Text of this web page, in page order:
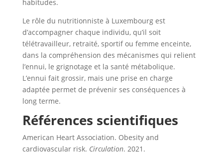
habitudes.
Le rôle du nutritionniste à Luxembourg est
d’accompagner chaque individu, qu’il soit
télétravailleur, retraité, sportif ou femme enceinte,
dans la compréhension des mécanismes qui relient
l’ennui, le grignotage et la santé métabolique.
L’ennui fait grossir, mais une prise en charge
adaptée permet de prévenir ses conséquences à
long terme.
Références scientifiques
American Heart Association. Obesity and
cardiovascular risk. Circulation. 2021.